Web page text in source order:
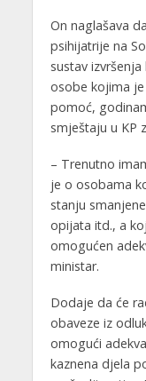
On naglašava
psihijatrije na
sustav
osobe kojima
pomoć,
smještaju u KP
– Trenutno
je o osobama
stanju
opijata itd., a
omogućen
ministar.
Dodaje da će
obaveze iz
omogući
kaznena djela